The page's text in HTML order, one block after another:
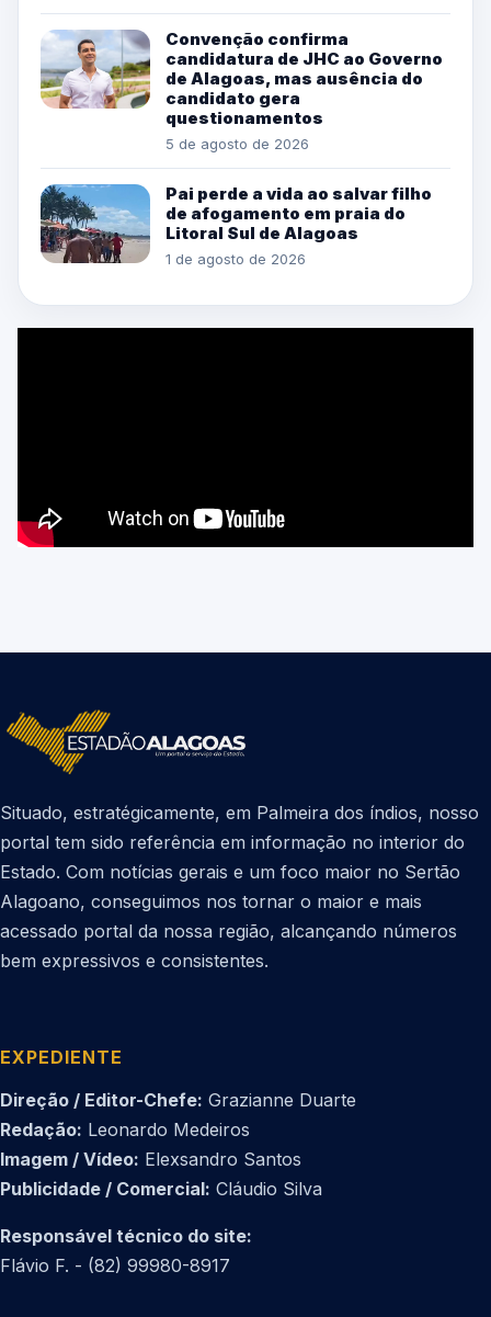
Convenção confirma
candidatura de JHC ao Governo
de Alagoas, mas ausência do
candidato gera
questionamentos
5 de agosto de 2026
Pai perde a vida ao salvar filho
de afogamento em praia do
Litoral Sul de Alagoas
1 de agosto de 2026
Situado, estratégicamente, em Palmeira dos índios, nosso
portal tem sido referência em informação no interior do
Estado. Com notícias gerais e um foco maior no Sertão
Alagoano, conseguimos nos tornar o maior e mais
acessado portal da nossa região, alcançando números
bem expressivos e consistentes.
EXPEDIENTE
Direção / Editor-Chefe: Grazianne Duarte
Redação: Leonardo Medeiros
Imagem / Vídeo: Elexsandro Santos
Publicidade / Comercial: Cláudio Silva
Responsável técnico do site:
Flávio F. - (82) 99980-8917